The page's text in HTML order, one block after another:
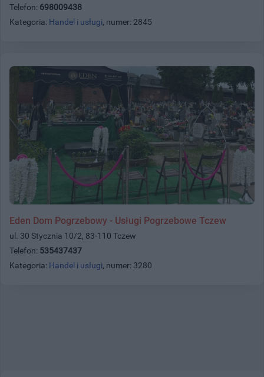
Telefon: 698009438
Kategoria: Handel i usługi, numer: 2845
Eden Dom Pogrzebowy - Usługi Pogrzebowe Tczew
ul. 30 Stycznia 10/2, 83-110 Tczew
Telefon: 535437437
Kategoria: Handel i usługi, numer: 3280